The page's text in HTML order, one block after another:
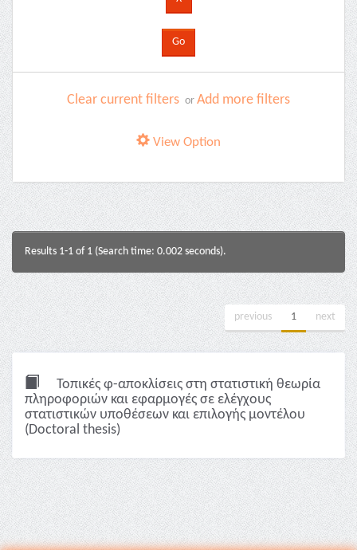
Clear current filters or Add more filters
View Option
Results 1-1 of 1 (Search time: 0.002 seconds).
previous 1 next
Τοπικές φ-αποκλίσεις στη στατιστική θεωρία
πληροφοριών και εφαρμογές σε ελέγχους
στατιστικών υποθέσεων και επιλογής μοντέλου
(Doctoral thesis)